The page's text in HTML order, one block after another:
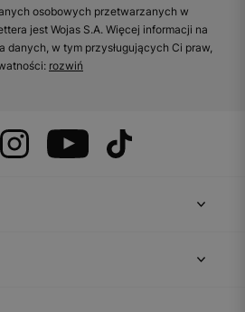
osobowych przetwarzanych w
jest Wojas S.A. Więcej informacji na
danych, w tym przysługujących Ci praw,
rozwiń